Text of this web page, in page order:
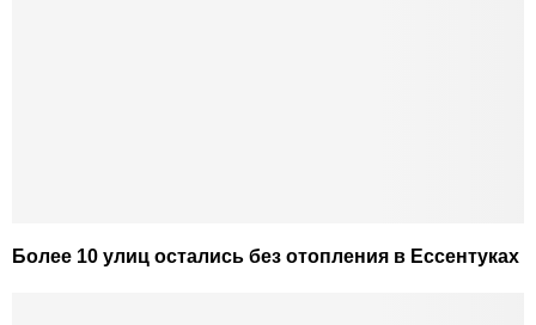
Более 10 улиц остались без отопления в Ессентуках